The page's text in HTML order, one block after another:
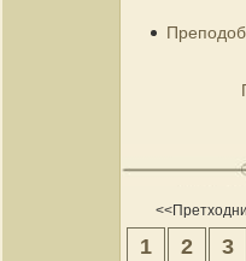
<<Претходни
1 2 3